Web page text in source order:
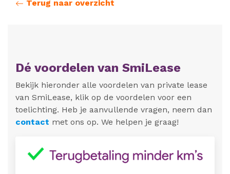
Terug naar overzicht
Dé voordelen van SmiLease
Bekijk hieronder alle voordelen van private lease
van SmiLease, klik op de voordelen voor een
toelichting. Heb je aanvullende vragen, neem dan
contact met ons op. We helpen je graag!